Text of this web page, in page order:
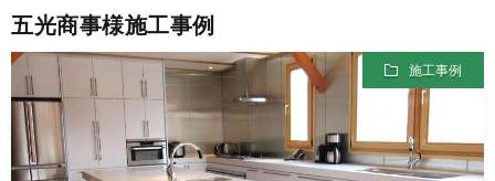
五光商事様施工事例
施工事例